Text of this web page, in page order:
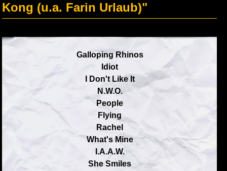
Kong (u.a. Farin Urlaub)"
Galloping Rhinos
Idiot
I Don't Like It
N.W.O.
People
Flying
Rachel
What's Mine
I.A.A.W.
She Smiles